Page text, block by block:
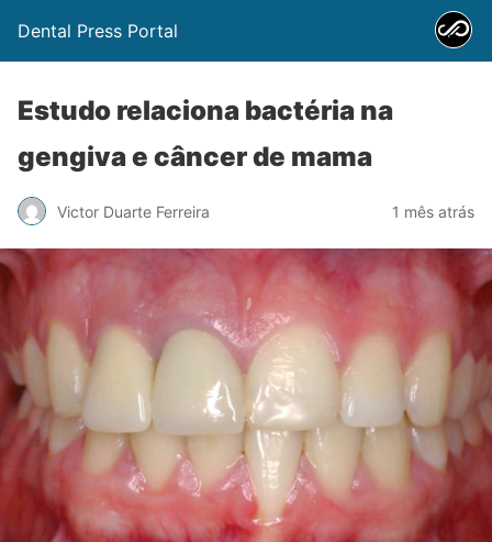
Dental Press Portal
Estudo relaciona bactéria na
gengiva e câncer de mama
Victor Duarte Ferreira 1 mês atrás